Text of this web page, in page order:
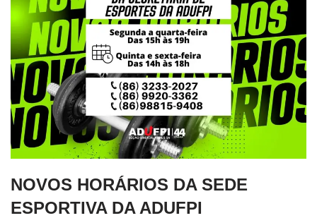
NOVOS HORÁRIOS DA SEDE
ESPORTIVA DA ADUFPI